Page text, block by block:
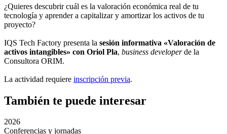
¿Quieres descubrir cuál es la valoración económica real de tu
tecnología y aprender a capitalizar y amortizar los activos de tu
proyecto?
IQS Tech Factory presenta la sesión informativa «Valoración de
activos intangibles» con Oriol Pla, business developerde la
Consultora ORIM.
La actividad requiere inscripción previa.
También te puede interesar
2026
Conferencias y jornadas